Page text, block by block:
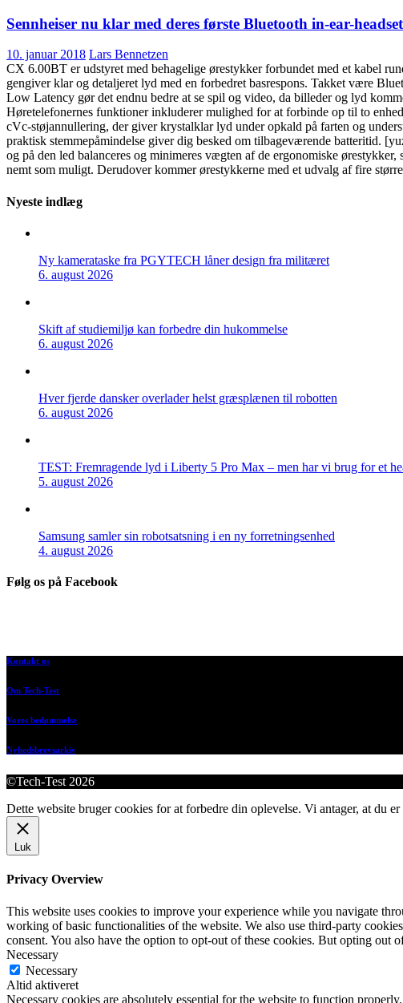
Sennheiser nu klar med deres første Bluetooth in-ear-headset
10. januar 2018 Lars Bennetzen
CX 6.00BT er udstyret med behagelige ørestykker forbundet med et kabel
gengiver klar og detaljeret lyd med en forbedret basrespons. Takket være
Low Latency gør det endnu bedre at se spil og video, da billeder og lyd
Høretelefonernes funktioner inkluderer mulighed for at forbinde op til to
cVc-støjannullering, der giver krystalklar lyd under opkald på farten og
praktisk stemmepåmindelse giver dig besked om tilbageværende batteritid.
og på den led balanceres og minimeres vægten af de ergonomiske
nemt som muligt. Derudover kommer ørestykkerne med et udvalg af fire
Nyeste indlæg
Ny kamerataske fra PGYTECH låner design fra militæret
6. august 2026
Skift af studiemiljø kan forbedre din hukommelse
6. august 2026
Hver fjerde dansker overlader helst græsplænen til robotten
6. august 2026
TEST: Fremragende lyd i Liberty 5 Pro Max – men har vi brug for et
5. august 2026
Samsung samler sin robotsatsning i en ny forretningsenhed
4. august 2026
Følg os på Facebook
Kontakt os
Om Tech-Test
Vores bedømmelse
Nyhedsbrevsarkiv
©Tech-Test 2026
Dette website bruger cookies for at forbedre din oplevelse. Vi antager, at du
Luk
Privacy Overview
This website uses cookies to improve your experience while you navigate
working of basic functionalities of the website. We also use third-party
consent. You also have the option to opt-out of these cookies. But opting out
Necessary
Necessary
Altid aktiveret
Necessary cookies are absolutely essential for the website to function